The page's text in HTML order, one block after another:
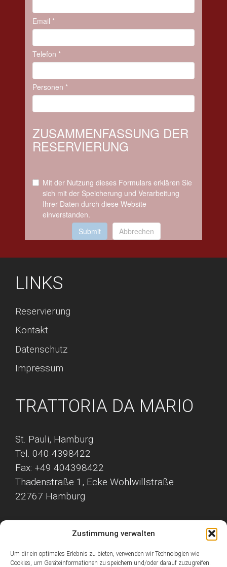
Zustimmung verwalten
Um dir ein optimales Erlebnis zu bieten, verwenden wir Technologien wie
Cookies, um Geräteinformationen zu speichern und/oder darauf zuzugreifen.
Email *
Telefon *
Personen *
ZUSAMMENFASSUNG DER
RESERVIERUNG
Mit der Nutzung dieses Formulars erklären Sie
sich mit der Speicherung und Verarbeitung
Ihrer Daten durch diese Website
einverstanden.
Submit
Abbrechen
LINKS
Reservierung
Kontakt
Datenschutz
Impressum
TRATTORIA DA MARIO
St. Pauli, Hamburg
Tel. 040 4398422
Fax: +49 404398422
Thadenstraße 1, Ecke Wohlwillstraße
22767 Hamburg